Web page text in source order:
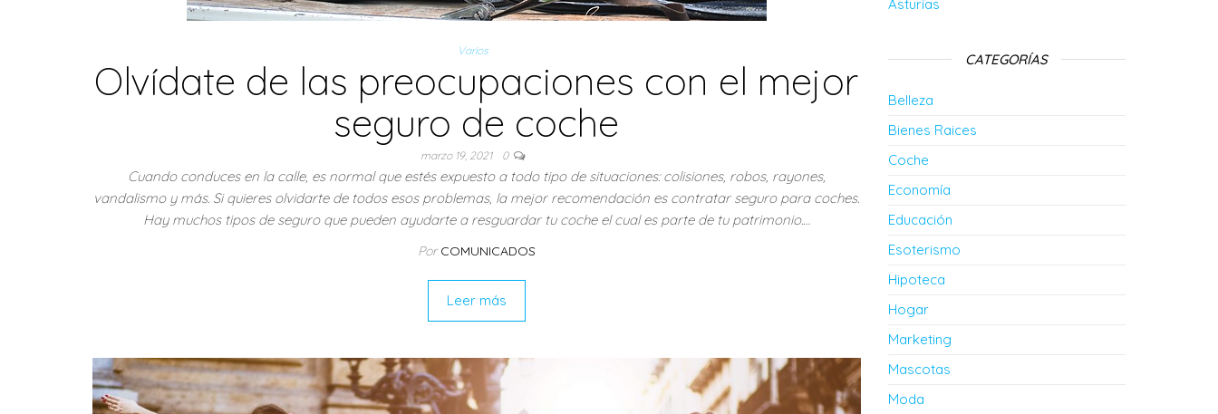
Varios
Olvídate de las preocupaciones con el mejor
seguro de coche
marzo 19, 2021 0
Cuando conduces en la calle, es normal que estés expuesto a todo tipo de situaciones: colisiones, robos, rayones,
vandalismo y más. Si quieres olvidarte de todos esos problemas, la mejor recomendación es contratar seguro para coches.
Hay muchos tipos de seguro que pueden ayudarte a resguardar tu coche el cual es parte de tu patrimonio.…
Por COMUNICADOS
Leer más
Asturias
CATEGORÍAS
Belleza
Bienes Raices
Coche
Economía
Educación
Esoterismo
Hipoteca
Hogar
Marketing
Mascotas
Moda